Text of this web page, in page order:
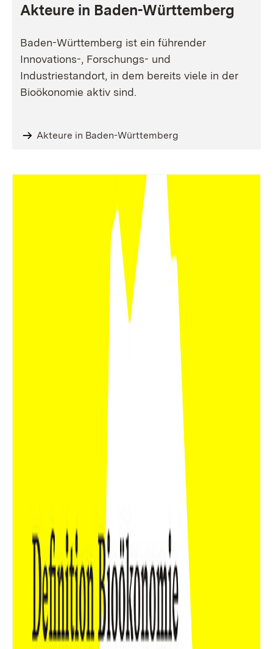
Akteure in Baden-Württemberg
Baden-Württemberg ist ein führender
Innovations-, Forschungs- und
Industriestandort, in dem bereits viele in der
Bioökonomie aktiv sind.
Akteure in Baden-Württemberg